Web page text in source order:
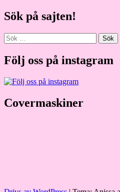
Sök på sajten!
Sök
efter:
Följ oss på instagram
Covermaskiner